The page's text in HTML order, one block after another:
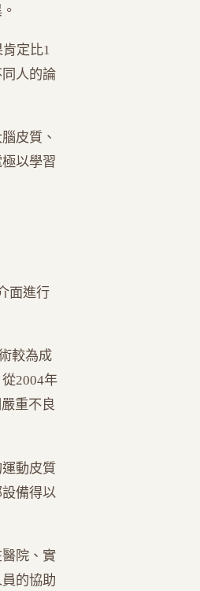
定比1
人的論
皮質、
以學習
面進行
較為成
2004年
重不良
動皮質
備得以
院、實
的協助